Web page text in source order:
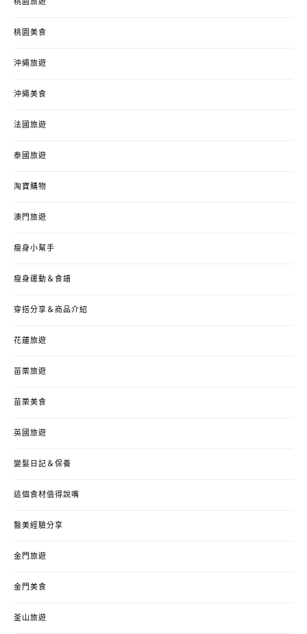
桃園旅遊
桃園美食
沖繩旅遊
沖繩美食
法國旅遊
泰國旅遊
淘寶購物
澳門旅遊
瘦身小幫手
瘦身運動＆食譜
穿搭分享＆商品介紹
花蓮旅遊
苗栗旅遊
苗栗美食
英國旅遊
變髮日記＆保養
這個食材值得說嘴
醫美經驗分享
金門旅遊
金門美食
釜山旅遊